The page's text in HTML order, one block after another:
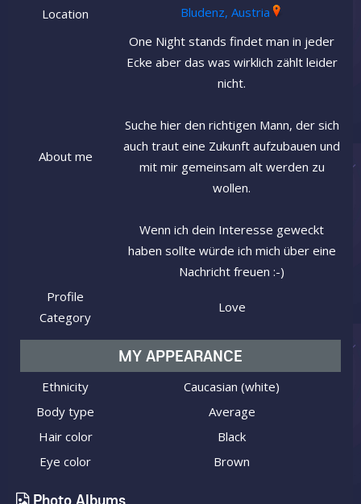
Location
Bludenz, Austria
About me
One Night stands findet man in jeder
Ecke aber das was wirklich zählt leider
nicht.
Suche hier den richtigen Mann, der sich
auch traut eine Zukunft aufzubauen und
mit mir gemeinsam alt werden zu
wollen.
Wenn ich dein Interesse geweckt
haben sollte würde ich mich über eine
Nachricht freuen :-)
Profile
Category
Love
MY APPEARANCE
Ethnicity
Caucasian (white)
Body type
Average
Hair color
Black
Eye color
Brown
Photo Albums